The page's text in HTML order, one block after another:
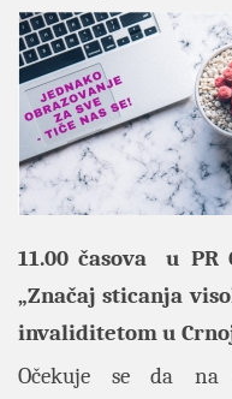
11.00 časova u PR
„Značaj sticanja
invaliditetom u
Očekuje se da na